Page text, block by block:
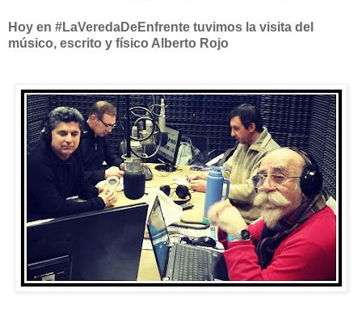
Hoy en #LaVeredaDeEnfrente tuvimos la visita del
músico, escrito y físico Alberto Rojo